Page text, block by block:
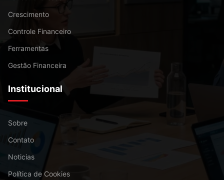
Crescimento
Controle Financeiro
Ferramentas
Gestão Financeira
Institucional
Sobre
Contato
Noticias
Política de Cookies